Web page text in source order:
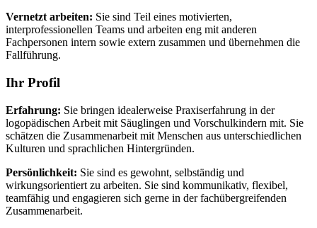
Vernetzt arbeiten: Sie sind Teil eines motivierten,
interprofessionellen Teams und arbeiten eng mit anderen
Fachpersonen intern sowie extern zusammen und übernehmen die
Fallführung.
Ihr Profil
Erfahrung: Sie bringen idealerweise Praxiserfahrung in der
logopädischen Arbeit mit Säuglingen und Vorschulkindern mit. Sie
schätzen die Zusammenarbeit mit Menschen aus unterschiedlichen
Kulturen und sprachlichen Hintergründen.
Persönlichkeit: Sie sind es gewohnt, selbständig und
wirkungsorientiert zu arbeiten. Sie sind kommunikativ, flexibel,
teamfähig und engagieren sich gerne in der fachübergreifenden
Zusammenarbeit.